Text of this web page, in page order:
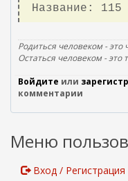
Название: 115
Родиться человеком - это
Остаться человеком - это
Войдите или
комментарии
Меню
Вход / Регистрация